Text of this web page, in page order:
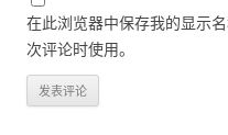
在此浏览器中保存我的显示
次评论时使用。